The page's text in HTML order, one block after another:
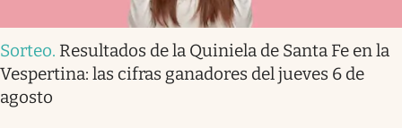
Sorteo. Resultados de la Quiniela de Santa Fe en la
Vespertina: las cifras ganadores del jueves 6 de
agosto